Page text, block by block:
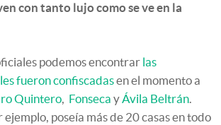
con tanto lujo como se ve en la
podemos encontrar las
fueron confiscadasen el momento a
Quintero, Fonseca yÁvila Beltrán.
poseía más de 20 casas en todo